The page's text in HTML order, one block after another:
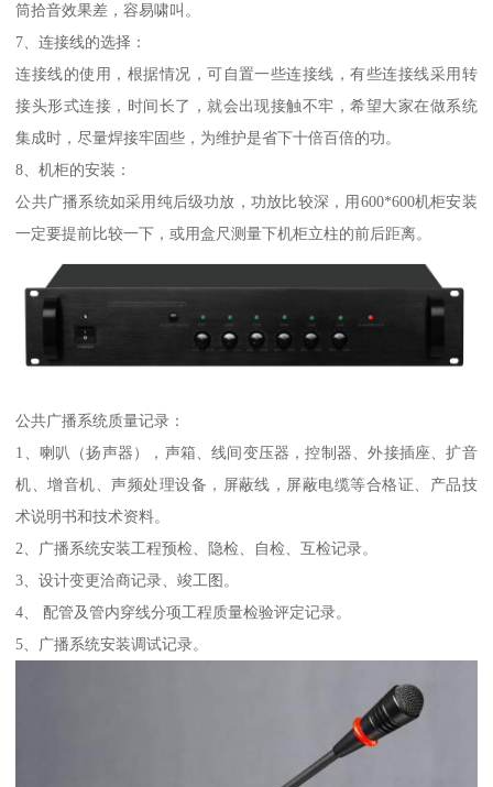
筒拾音效果差，容易啸叫。
7、连接线的选择：
连接线的使用，根据情况，可自置一些连接线，有些连接线采用转
接头形式连接，时间长了，就会出现接触不牢，希望大家在做系统
集成时，尽量焊接牢固些，为维护是省下十倍百倍的功。
8、机柜的安装：
公共广播系统如采用纯后级功放，功放比较深，用600*600机柜安装
一定要提前比较一下，或用盒尺测量下机柜立柱的前后距离。
公共广播系统质量记录：
1、喇叭（扬声器），声箱、线间变压器，控制器、外接插座、扩音
机、增音机、声频处理设备，屏蔽线，屏蔽电缆等合格证、产品技
术说明书和技术资料。
2、广播系统安装工程预检、隐检、自检、互检记录。
3、设计变更洽商记录、竣工图。
4、 配管及管内穿线分项工程质量检验评定记录。
5、广播系统安装调试记录。